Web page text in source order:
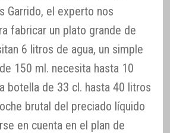
Garrido, el experto nos
fabricar un plato grande de
6 litros de agua, un simple
150 ml. necesita hasta 10
botella de 33 cl. hasta 40 litros
brutal del preciado líquido
en cuenta en el plan de